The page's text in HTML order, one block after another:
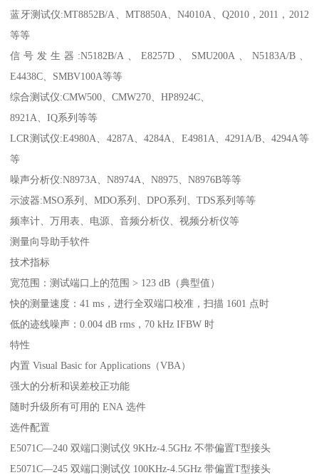
蓝牙测试仪:MT8852B/A、MT8850A、N4010A、Q2010，2011，2012
等等
信号发生器:N5182B/A、E8257D、SMU200A、N5183A/B、
E4438C、SMBV100A等等
综合测试仪:CMW500、CMW270、HP8924C、
8921A、IQ系列等等
LCR测试仪:E4980A、4287A、4284A、E4981A、4291A/B、4294A等
等
噪声分析仪:N8973A、N8974A、N8975、N8976B等等
示波器:MSO系列、MDO系列、DPO系列、TDS系列等等
频率计、万用表、电源、音频分析仪、视频分析仪等
测量向导助手软件
技术指标
宽范围：测试端口上的范围 > 123 dB（典型值）
快的测量速度：41 ms，进行全双端口校准，扫描 1601 点时
低的迹线噪声：0.004 dB rms，70 kHz IFBW 时
特性
内置 Visual Basic for Applications（VBA）
强大的分析和误差校正功能
随时升级所有可用的 ENA 选件
选件配置
E5071C—240 双端口测试仪 9KHz-4.5GHz 不带偏置T型接头
E5071C—245 双端口测试仪 100KHz-4.5GHz 带偏置T型接头